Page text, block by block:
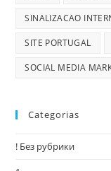
SINALIZACAO
SITE PORTUGAL
SOCIAL MEDIA
Categorias
! Без рубрики